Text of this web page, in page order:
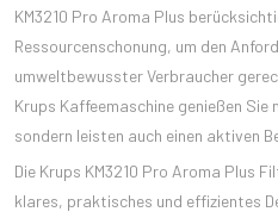
KM3210 Pro Aroma Plus
Ressourcenschonung, um den
umweltbewusster Verbraucher
Krups Kaffeemaschine genießen
sondern leisten auch einen aktiven
Die Krups KM3210 Pro Aroma Plus
klares, praktisches und effizientes